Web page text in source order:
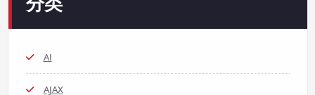
AI
AJAX